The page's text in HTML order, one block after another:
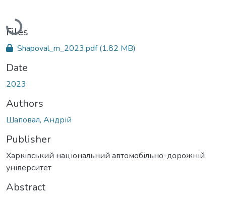
Loading...
Files
Shapoval_m_2023.pdf(1.82 MB)
Date
2023
Authors
Шаповал, Андрій
Publisher
Харківський національний автомобільно-дорожній
університет
Abstract